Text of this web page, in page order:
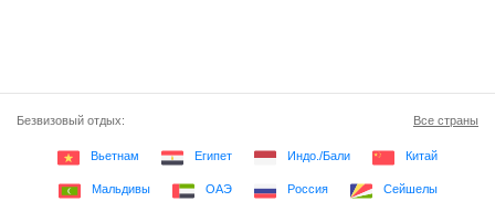
Безвизовый отдых: Все страны
Вьетнам Египет Индо./Бали Китай
Мальдивы ОАЭ Россия Сейшелы